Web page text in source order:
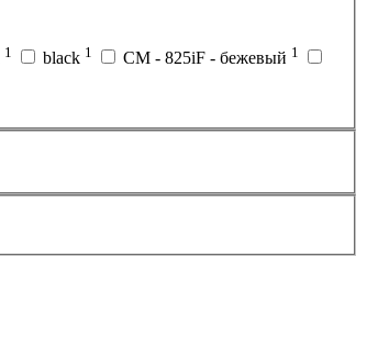
1 black 1 CM - 825iF - бежевый 1